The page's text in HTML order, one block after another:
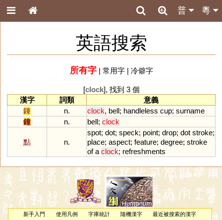
粵
普
英語搜索
所有字| 常用字| 冷僻字
[clock], 找到 3 個
漢字
詞類
意義
鍾
n. clock, bell; handleless cup; surname
鐘
n. bell; clock
點 n.
spot; dot; speck; point; drop; dot stroke;
place; aspect; feature; degree; stroke
of a clock; refreshments
新手入門 使用凡例 字庫統計 隨機漢字
最近被搜索的漢字